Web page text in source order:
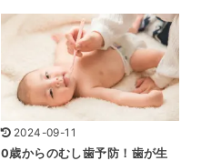
2024-09-11
0歳からのむし歯予防！歯が生